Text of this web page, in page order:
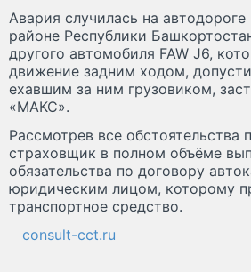
Авария случилась на
районе Республики
другого автомобиля FAW J6,
движение задним ходом,
ехавшим за ним грузовиком,
«МАКС».
Рассмотрев все обстоятельства
страховщик в полном объёме
обязательства по договору
юридическим лицом, которому
транспортное средство.
consult-cct.ru